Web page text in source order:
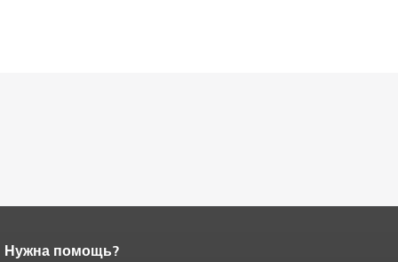
Конец содержимого
Нужна помощь?